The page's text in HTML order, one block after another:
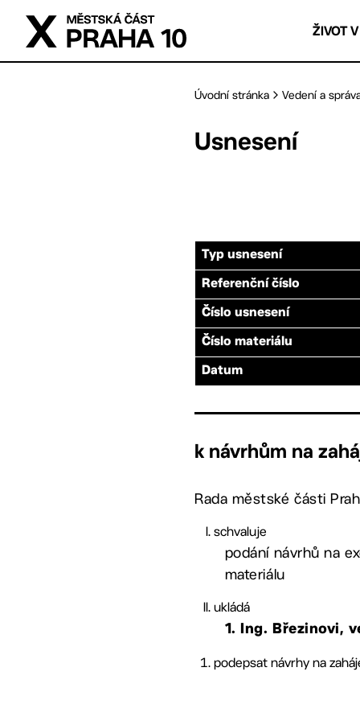
Přejít na hlavní obsah
ŽIVOT
Úvodní stránka Vedení a
Usnesení
Typ usnesení
Referenční číslo
Číslo usnesení
Číslo materiálu
Datum
k návrhům na
Rada městské části
schvaluje
podání návrhů na
materiálu
ukládá
1. Ing. Březinovi,
podepsat návrhy na